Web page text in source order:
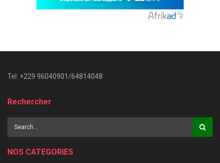
Tel: +229 96040901/64814048
Rechercher
NOS CATEGORIES